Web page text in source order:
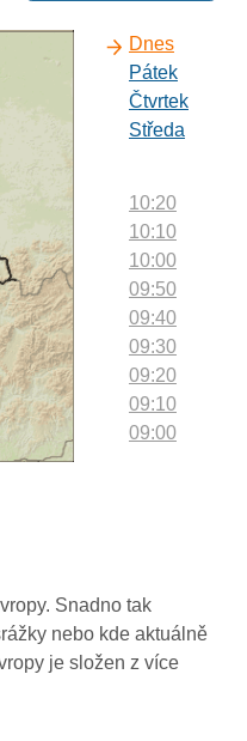
Dnes
Pátek
Čtvrtek
Středa
10:20
10:10
10:00
09:50
09:40
09:30
09:20
09:10
09:00
08:00
07:50
07:40
Snadno tak
nebo kde aktuálně
je složen z více